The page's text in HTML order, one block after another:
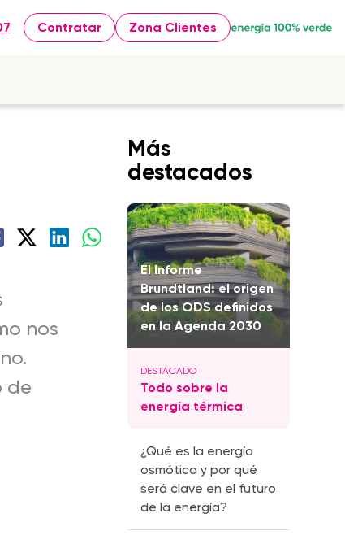
Contratar Zona Clientes
nos
de
Más
destacados
El Informe
Brundtland: el origen
de los ODS definidos
en la Agenda 2030
Todo sobre la
energía térmica
¿Qué es la energía
osmótica y por qué
será clave en el futuro
de la energía?